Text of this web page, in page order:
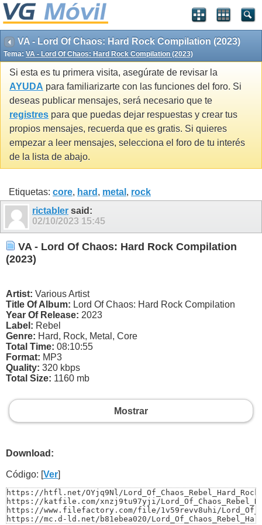
VA - Lord Of Chaos: Hard Rock Compilation (2023)
Tema: VA - Lord Of Chaos: Hard Rock Compilation (2023)
Si esta es tu primera visita, asegúrate de revisar la
AYUDA para familiarizarte con las funciones del foro. Si
deseas publicar mensajes, será necesario que te
registres para que puedas dejar respuestas y crear tus
propios mensajes, recuerda que es gratis. Si quieres
empezar a leer mensajes, selecciona el foro de tu interés
de la lista de abajo.
Etiquetas: core, hard , metal , rock
rictabler said:
02/10/2023 15:45
VA - Lord Of Chaos: Hard Rock Compilation
(2023)
Artist: Various Artist
Title Of Album: Lord Of Chaos: Hard Rock Compilation
Year Of Release: 2023
Label: Rebel
Genre: Hard, Rock, Metal, Core
Total Time: 08:10:55
Format: MP3
Quality: 320 kbps
Total Size: 1160 mb
Mostrar
Download:
Código: [Ver]
https://htfl.net/OYjq9Nl/
https://katfile.com/xnzj9tu97yji/
https://www.filefactory.com/file/1v59revv8uhi/
https://mc.d-ld.net/b81ebea020/